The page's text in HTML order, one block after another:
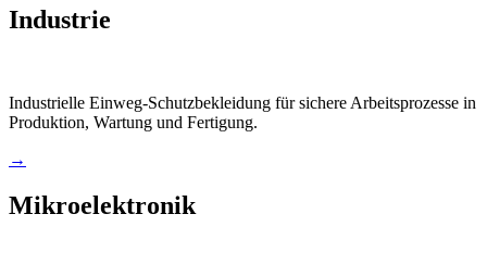
Industrie
Industrielle Einweg-Schutzbekleidung für sichere Arbeitsprozesse in
Produktion, Wartung und Fertigung.
→
Mikroelektronik